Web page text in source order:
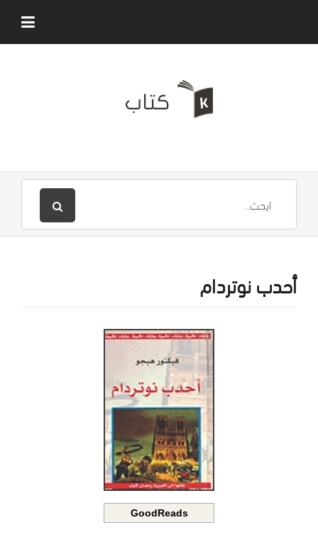
أحدب نوتردام
GoodReads